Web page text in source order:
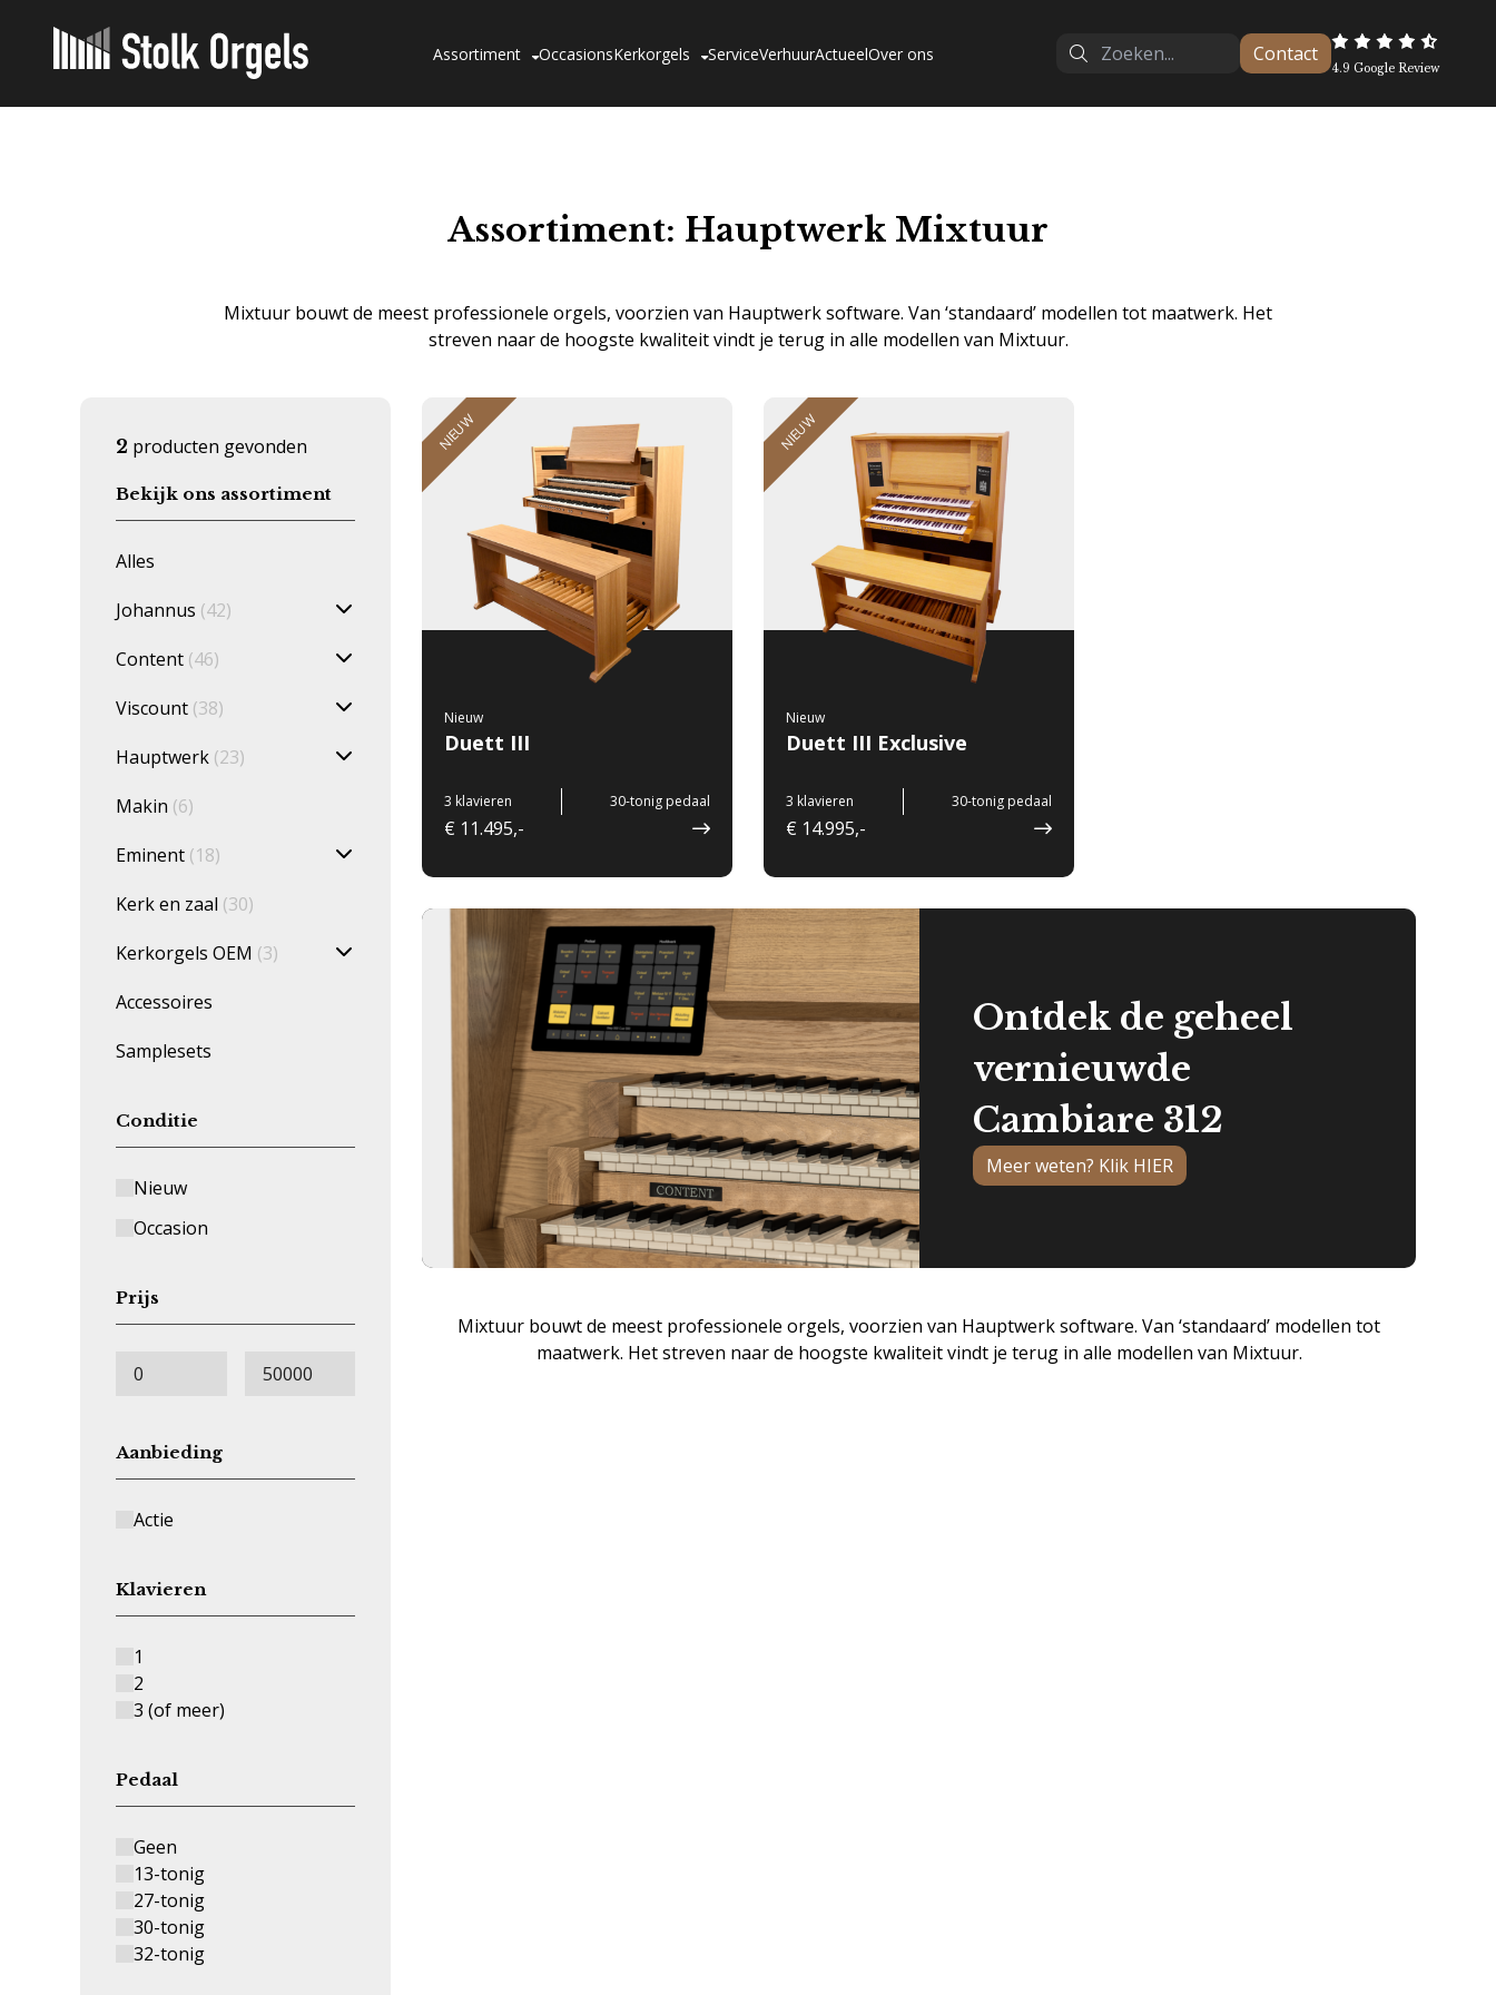
Assortiment OccasionsKerkorgels ServiceVerhuurActueelOver ons Contact
4.9 Google Review
Assortiment: Hauptwerk Mixtuur
Mixtuur bouwt de meest professionele orgels, voorzien van Hauptwerk software. Van ‘standaard’ modellen tot maatwerk. Het
streven naar de hoogste kwaliteit vindt je terug in alle modellen van Mixtuur.
2 producten gevonden
Bekijk ons assortiment
Alles
Johannus (42)
Content (46)
Viscount (38)
Hauptwerk (23)
Makin (6)
Eminent (18)
Kerk en zaal (30)
Kerkorgels OEM (3)
Accessoires
Samplesets
Conditie
Nieuw
Occasion
Prijs
Aanbieding
Actie
Klavieren
1
2
3 (of meer)
Pedaal
Geen
13-tonig
27-tonig
30-tonig
32-tonig
NIEUW
Nieuw
Duett III
3 klavieren 30-tonig pedaal
€ 11.495,-
NIEUW
Nieuw
Duett III Exclusive
3 klavieren 30-tonig pedaal
€ 14.995,-
Ontdek de geheel
vernieuwde
Cambiare 312
Meer weten? Klik HIER
Mixtuur bouwt de meest professionele orgels, voorzien van Hauptwerk software. Van ‘standaard’ modellen tot
maatwerk. Het streven naar de hoogste kwaliteit vindt je terug in alle modellen van Mixtuur.